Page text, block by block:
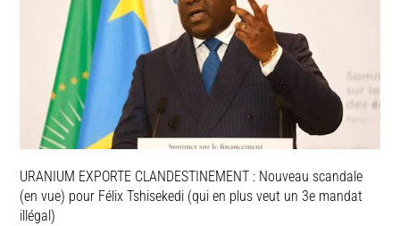
URANIUM EXPORTE CLANDESTINEMENT : Nouveau scandale
(en vue) pour Félix Tshisekedi (qui en plus veut un 3e mandat
illégal)